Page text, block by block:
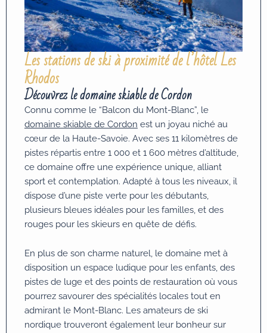
Les stations de ski à proximité de l’hôtel Les
Rhodos
Découvrez le domaine skiable de Cordon
Connu comme le “Balcon du Mont-Blanc”, le
domaine skiable de Cordon est un joyau niché au
cœur de la Haute-Savoie. Avec ses 11 kilomètres de
pistes répartis entre 1 000 et 1 600 mètres d’altitude,
ce domaine offre une expérience unique, alliant
sport et contemplation. Adapté à tous les niveaux, il
dispose d’une piste verte pour les débutants,
plusieurs bleues idéales pour les familles, et des
rouges pour les skieurs en quête de défis.
En plus de son charme naturel, le domaine met à
disposition un espace ludique pour les enfants, des
pistes de luge et des points de restauration où vous
pourrez savourer des spécialités locales tout en
admirant le Mont-Blanc. Les amateurs de ski
nordique trouveront également leur bonheur sur